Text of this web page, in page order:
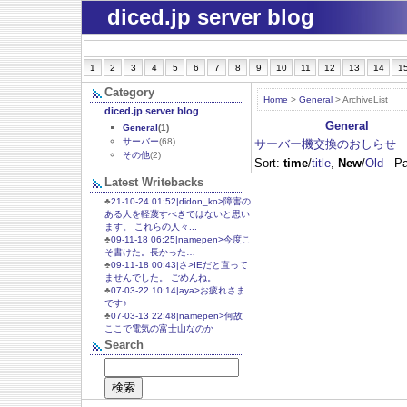
diced.jp server blog
1 2 3 4 5 6 7 8 9 10 11 12 13 14
Home > General > ArchiveList
General
サーバー機交換のおしらせ
Sort: time/title, New/Old
Category
diced.jp server blog
General(1)
サーバー(68)
その他(2)
Latest Writebacks
♣21-10-24 01:52|didon_ko>障害の
ある人を軽蔑すべきではないと思い
ます。 これらの人々...
♣09-11-18 06:25|namepen>今度こ
そ書けた。長かった…
♣09-11-18 00:43|さ>IEだと直って
ませんでした。 ごめんね。
♣07-03-22 10:14|aya>お疲れさま
です♪
♣07-03-13 22:48|namepen>何故
ここで電気の富士山なのか
Search